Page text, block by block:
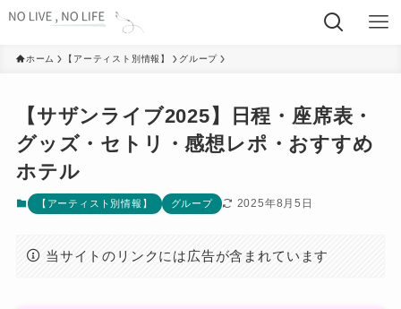
ホーム 【アーティスト別情報】 グループ
【サザンライブ2025】日程・座席表・
グッズ・セトリ・感想レポ・おすすめ
ホテル
【アーティスト別情報】 グループ 2025年8月5日
当サイトのリンクには広告が含まれています